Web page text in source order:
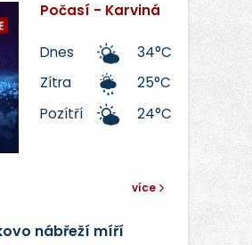
Počasí - Karviná
Dnes
34°C
Zítra
25°C
Pozítří
24°C
více
nábřeží míří